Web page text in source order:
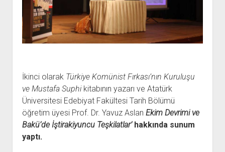
İkinci olarak Türkiye Komünist Fırkası’nın Kuruluşu
ve Mustafa Suphikitabının yazarı ve Atatürk
Üniversitesi Edebiyat Fakültesi Tarih Bölümü
öğretim üyesi Prof. Dr. Yavuz Aslan Ekim Devrimi ve
Bakü’de İştirakiyuncu Teşkilatlar’ hakkında sunum
yaptı.